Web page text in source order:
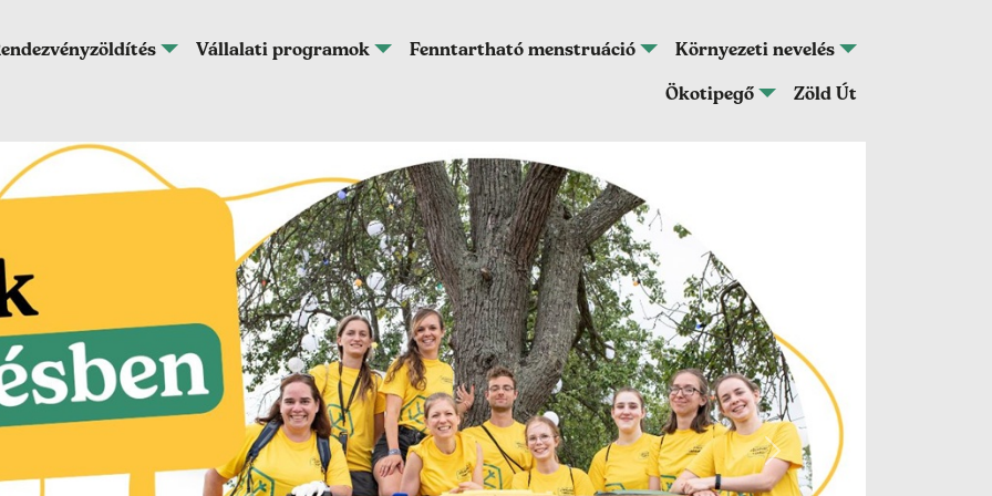
Vállalati programok Fenntartható menstruáció
Környezeti nevelés
Ökotipegő
Zöld Út
Következő